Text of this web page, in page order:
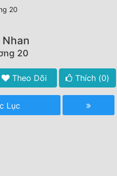
20
Nhan
20
Theo Dõi Thích (0)
Lục